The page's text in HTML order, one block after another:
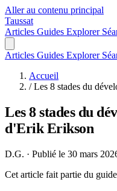
Aller au contenu principal
Taussat
Articles Guides Explorer
Articles Guides Explorer
Accueil
/ Les 8 stades du
Les 8 stades du
d'Erik Erikson
D.G. · Publié le 30 mars
Cet article fait partie du